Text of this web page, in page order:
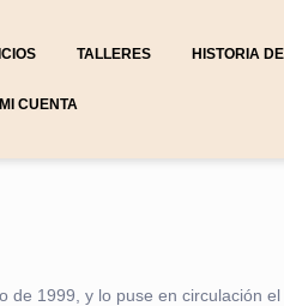
TALLERES HISTORIA
MI CUENTA
1999, y lo puse en circulación